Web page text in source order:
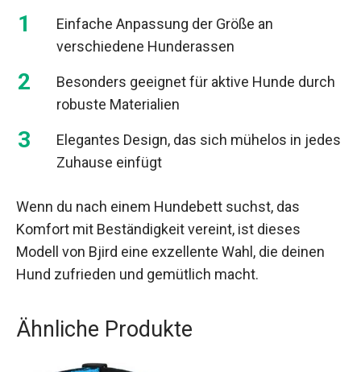
Einfache Anpassung der Größe an
verschiedene Hunderassen
Besonders geeignet für aktive Hunde durch
robuste Materialien
Elegantes Design, das sich mühelos in jedes
Zuhause einfügt
Wenn du nach einem Hundebett suchst, das
Komfort mit Beständigkeit vereint, ist dieses
Modell von Bjird eine exzellente Wahl, die deinen
Hund zufrieden und gemütlich macht.
Ähnliche Produkte